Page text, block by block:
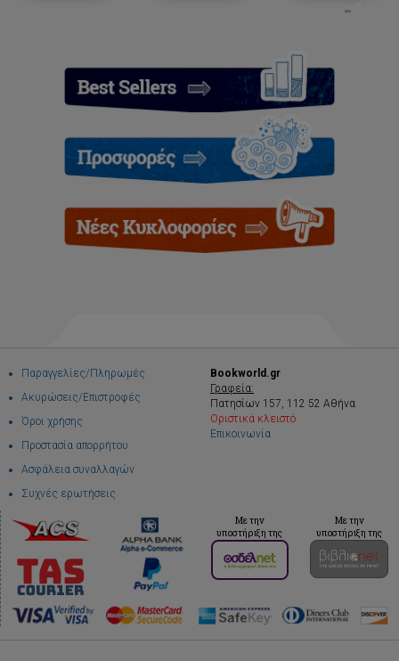
Παραγγελίες/Πληρωμές
Ακυρώσεις/Επιστροφές
Όροι χρήσης
Προστασία απορρήτου
Ασφάλεια συναλλαγών
Συχνές ερωτήσεις
Bookworld.gr
Γραφεία:
Πατησίων 157, 112 52 Αθήνα
Οριστικά κλειστό
Επικοινωνία
Με την
υποστήριξη της
Με την
υποστήριξη της